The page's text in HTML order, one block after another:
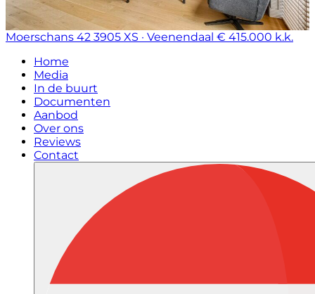
Moerschans 42 3905 XS · Veenendaal € 415.000 k.k.
Home
Media
In de buurt
Documenten
Aanbod
Over ons
Reviews
Contact